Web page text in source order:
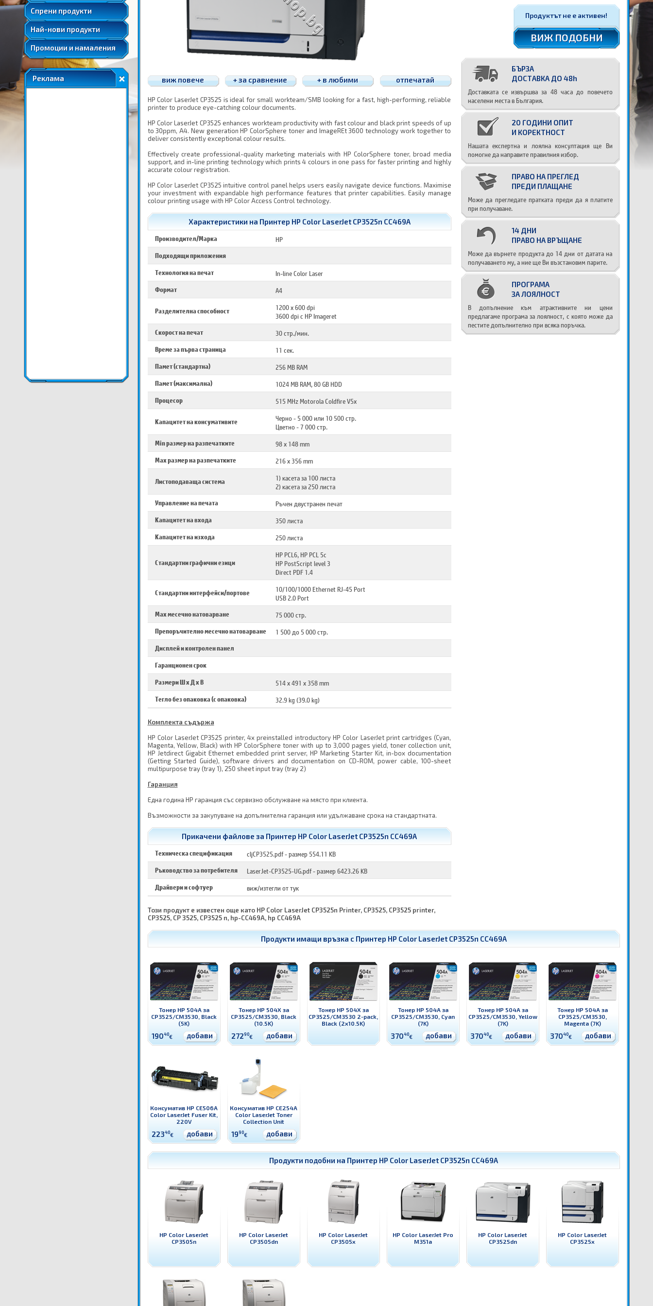
Спрени продукти
Удължени и допълнителни гаранции
Най-нови продукти
Промоции и намаления
Реклама
Продуктът не е активен!
ВИЖ ПОДОБНИ
БЪРЗА
ДОСТАВКА ДО 48h
Доставката се извършва за 48 часа до повечето
населени места в България.
20 ГОДИНИ ОПИТ
И КОРЕКТНОСТ
Нашата експертна и лоялна консултация ще Ви
помогне да направите правилния избор.
ПРАВО НА ПРЕГЛЕД
ПРЕДИ ПЛАЩАНЕ
Може да прегледате пратката преди да я платите
при получаване.
14 ДНИ
ПРАВО НА ВРЪЩАНЕ
Може да върнете продукта до 14 дни от датата на
получаването му, а ние ще Ви възстановим парите.
ПРОГРАМА
ЗА ЛОЯЛНОСТ
В допълнение към атрактивните ни цени
предлагаме програма за лоялност, с която може да
пестите допълнително при всяка поръчка.
виж повече + за сравнение + в любими отпечатай
HP Color LaserJet CP3525 is ideal for small workteam/SMB looking for a fast, high-performing, reliable
printer to produce eye-catching colour documents.
HP Color LaserJet CP3525 enhances workteam productivity with fast colour and black print speeds of up
to 30ppm, A4. New generation HP ColorSphere toner and ImageREt 3600 technology work together to
deliver consistently exceptional colour results.
Effectively create professional-quality marketing materials with HP ColorSphere toner, broad media
support, and in-line printing technology which prints 4 colours in one pass for faster printing and highly
accurate colour registration.
HP Color LaserJet CP3525 intuitive control panel helps users easily navigate device functions. Maximise
your investment with expandable high performance features that printer capabilities. Easily manage
colour printing usage with HP Color Access Control technology.
Характеристики на Принтер HP Color LaserJet CP3525n CC469A
Производител/Марка
HP
Подходящи приложения
Технология на печат
In-line Color Laser
Формат
A4
Разделителна способност
1200 x 600 dpi
3600 dpi с HP Imageret
Скорост на печат
30 стр./мин.
Време за първа страница
11 сек.
Памет (стандартна)
256 MB RAM
Памет (максимална)
1024 MB RAM, 80 GB HDD
Процесор
515 MHz Motorola Coldfire V5x
Капацитет на консумативите
Черно - 5 000 или 10 500 стр.
Цветно - 7 000 стр.
Min размер на разпечатките
98 x 148 mm
Max размер на разпечатките
216 x 356 mm
Листоподаваща система
1) касета за 100 листа
2) касета за 250 листа
Управление на печата
Ръчен двустранен печат
Капацитет на входа
350 листа
Капацитет на изхода
250 листа
Стандартни графични езици
HP PCL6, HP PCL 5c
HP PostScript level 3
Direct PDF 1.4
Стандартни интерфейси/портове
10/100/1000 Ethernet RJ-45 Port
USB 2.0 Port
Max месечно натоварване
75 000 стр.
Препоръчително месечно натоварване
1 500 до 5 000 стр.
Дисплей и контролен панел
Гаранционен срок
Размери Ш х Д х В
514 x 491 x 358 mm
Тегло без опаковка (с опаковка)
32.9 kg (39.0 kg)
Комплекта съдържа
HP Color LaserJet CP3525 printer, 4x preinstalled introductory HP Color LaserJet print cartridges (Cyan,
Magenta, Yellow, Black) with HP ColorSphere toner with up to 3,000 pages yield, toner collection unit,
HP Jetdirect Gigabit Ethernet embedded print server, HP Marketing Starter Kit, in-box documentation
(Getting Started Guide), software drivers and documentation on CD-ROM, power cable, 100-sheet
multipurpose tray (tray 1), 250 sheet input tray (tray 2)
Гаранция
Една година HP гаранция със сервизно обслужване на място при клиента.
Възможности за закупуване на допълнителна гаранция или удължаване срока на стандартната.
Прикачени файлове за Принтер HP Color LaserJet CP3525n CC469A
Техническа спецификация cljCP3525.pdf- размер 554.11 KB
Ръководство за потребителя
LaserJet-CP3525-UG.pdf- размер 6423.26 KB
Драйвери и софтуер
виж/изтегли от тук
Този продукт е известен още като HP Color LaserJet CP3525n Printer, CP3525, CP3525 printer,
CP3525, CP 3525, CP3525 n, hp-CC469A, hp CC469A
Продукти имащи връзка с Принтер HP Color LaserJet CP3525n CC469A
Тонер HP 504A за
CP3525/CM3530, Black
(5K)
19040€ добави
Тонер HP 504X за
CP3525/CM3530, Black
(10.5K)
27290€ добави
Тонер HP 504X за
CP3525/CM3530 2-pack,
Black (2x10.5K)
Тонер HP 504A за
CP3525/CM3530, Cyan
(7K)
37040€ добави
Тонер HP 504A за
CP3525/CM3530, Yellow
(7K)
37040€ добави
Тонер HP 504A за
CP3525/CM3530,
Magenta (7K)
37040€ добави
Консуматив HP CE506A
Color LaserJet Fuser Kit,
220V
22340€ добави
Консуматив HP CE254A
Color LaserJet Toner
Collection Unit
1990€ добави
Продукти подобни на Принтер HP Color LaserJet CP3525n CC469A
HP Color LaserJet
CP3505n
HP Color LaserJet
CP3505dn
HP Color LaserJet
CP3505x
HP Color LaserJet Pro
M351a
HP Color LaserJet
CP3525dn
HP Color LaserJet
CP3525x